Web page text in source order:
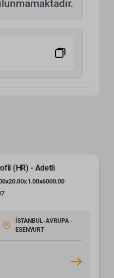
(HR) - Adetli
İSTANBUL-AVRUPA -
ESENYURT